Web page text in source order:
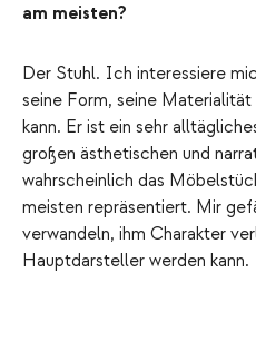
am meisten?
Der Stuhl. Ich interessiere
seine Form, seine Materialität
kann. Er ist ein sehr
großen ästhetischen und
wahrscheinlich das
meisten repräsentiert. Mir
verwandeln, ihm Charakter
Hauptdarsteller werden kann.